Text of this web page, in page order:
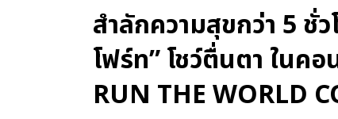
สำลักความสุขกว่า 5 ชั่
โฟร์ท” โชว์ตื่นตา ในค
RUN THE WORLD